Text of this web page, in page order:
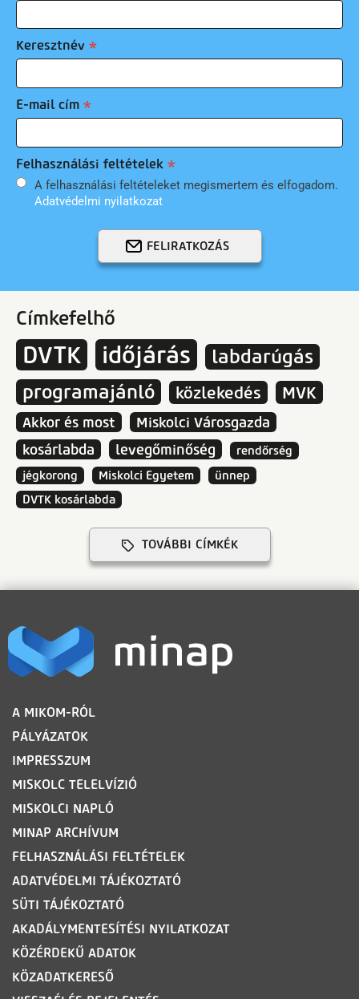
Keresztnév
E-mail cím
Felhasználási feltételek
A felhasználási feltételeket megismertem és elfogadom.
Adatvédelmi nyilatkozat
FELIRATKOZÁS
Címkefelhő
DVTK időjárás
labdarúgás
programajánló
közlekedés MVK
Akkor és most
Miskolci Városgazda
kosárlabda
levegőminőség
rendőrség
jégkorong
Miskolci Egyetem
ünnep
DVTK kosárlabda
TOVÁBBI CÍMKÉK
LÁBLÉC
A MIKOM-RÓL
PÁLYÁZATOK
IMPRESSZUM
MISKOLC TELELVÍZIÓ
MISKOLCI NAPLÓ
MINAP ARCHÍVUM
FELHASZNÁLÁSI FELTÉTELEK
ADATVÉDELMI TÁJÉKOZTATÓ
SÜTI TÁJÉKOZTATÓ
AKADÁLYMENTESÍTÉSI NYILATKOZAT
KÖZÉRDEKŰ ADATOK
KÖZADATKERESŐ